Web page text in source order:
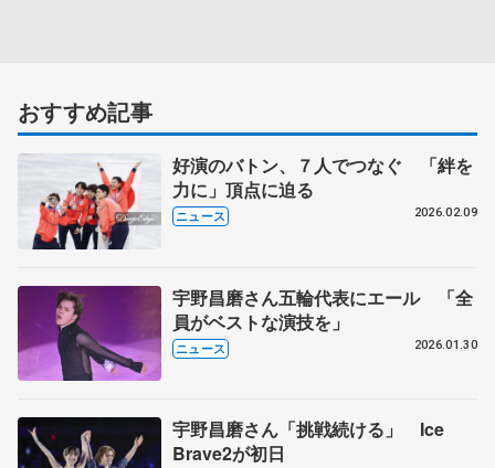
おすすめ記事
好演のバトン、７人でつなぐ 「絆を
力に」頂点に迫る
ニュース 2026.02.09
宇野昌磨さん五輪代表にエール 「全
員がベストな演技を」
ニュース 2026.01.30
宇野昌磨さん「挑戦続ける」 Ice
Brave2が初日